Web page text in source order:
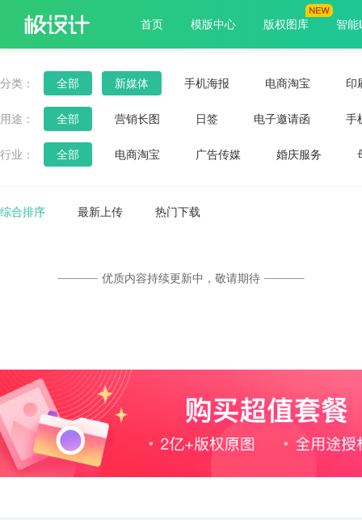
首页 模版中心 版权图库 智能
分类： 全部 新媒体 手机海报 电商淘宝 印
用途： 全部 营销长图 日签 电子邀请函 手
朋友圈封面 早安 课程封面 微信头像
行业： 全部 电商淘宝 广告传媒 婚庆服务
综合排序
最新上传 热门下载
优质内容持续更新中，敬请期待